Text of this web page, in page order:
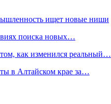
ищет новые ниши
поиска новых…
как изменился реальный…
в Алтайском крае за…